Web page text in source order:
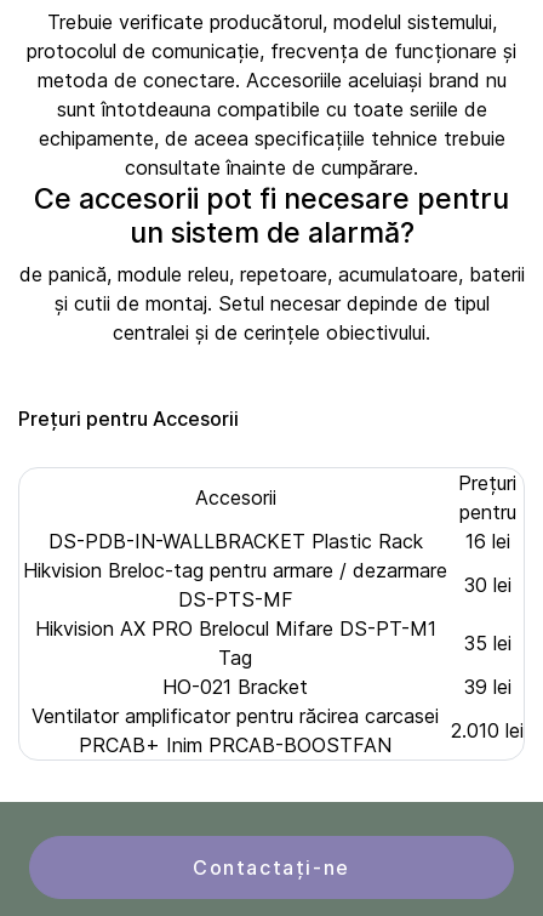
Trebuie verificate producătorul, modelul sistemului,
protocolul de comunicație, frecvența de funcționare și
metoda de conectare. Accesoriile aceluiași brand nu
sunt întotdeauna compatibile cu toate seriile de
echipamente, de aceea specificațiile tehnice trebuie
consultate înainte de cumpărare.
Ce accesorii pot fi necesare pentru
un sistem de alarmă?
de panică, module releu, repetoare, acumulatoare, baterii
și cutii de montaj. Setul necesar depinde de tipul
centralei și de cerințele obiectivului.
Prețuri pentru Accesorii
Accesorii
Prețuri
pentru
DS-PDB-IN-WALLBRACKET Plastic Rack
16 lei
Hikvision Breloc-tag pentru armare / dezarmare
DS-PTS-MF
30 lei
Hikvision AX PRO Brelocul Mifare DS-PT-M1
Tag
35 lei
HO-021 Bracket
39 lei
Ventilator amplificator pentru răcirea carcasei
PRCAB+ Inim PRCAB-BOOSTFAN
2.010 lei
Contactați-ne